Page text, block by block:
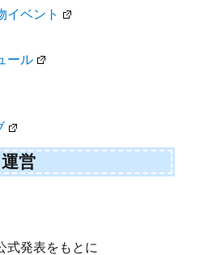
イベント
ール
運営
式発表をもとに